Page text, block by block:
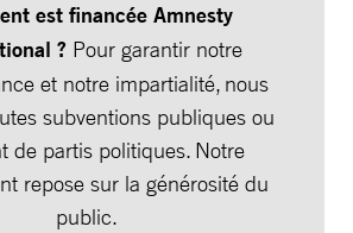
est financée Amnesty
?Pour garantir notre
et notre impartialité, nous
subventions publiques ou
de partis politiques. Notre
repose sur la générosité du
public.